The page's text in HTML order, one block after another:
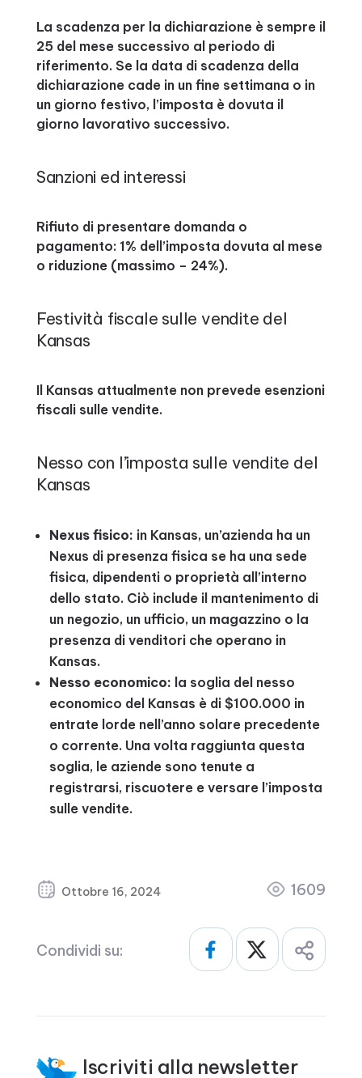
La scadenza per la dichiarazione è sempre il
25 del mese successivo al periodo di
riferimento. Se la data di scadenza della
dichiarazione cade in un fine settimana o in
un giorno festivo, l’imposta è dovuta il
giorno lavorativo successivo.
Sanzioni ed interessi
Rifiuto di presentare domanda o
pagamento: 1% dell’imposta dovuta al mese
o riduzione (massimo – 24%).
Festività fiscale sulle vendite del
Kansas
Il Kansas attualmente non prevede esenzioni
fiscali sulle vendite.
Nesso con l’imposta sulle vendite del
Kansas
Nexus fisico: in Kansas, un’azienda ha un
Nexus di presenza fisica se ha una sede
fisica, dipendenti o proprietà all’interno
dello stato. Ciò include il mantenimento di
un negozio, un ufficio, un magazzino o la
presenza di venditori che operano in
Kansas.
Nesso economico: la soglia del nesso
economico del Kansas è di $100.000 in
entrate lorde nell’anno solare precedente
o corrente. Una volta raggiunta questa
soglia, le aziende sono tenute a
registrarsi, riscuotere e versare l’imposta
sulle vendite.
Ottobre 16, 2024 1609
Condividi su:
Iscriviti alla newsletter